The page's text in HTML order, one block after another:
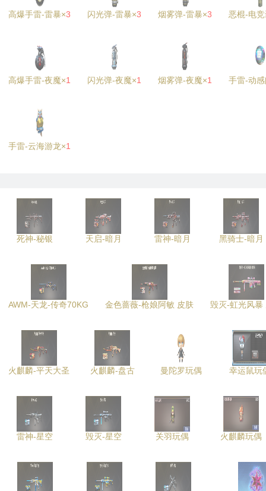
高爆手雷-雷暴×3 闪光弹-雷暴×3 烟雾弹-雷暴×3 恶棍-电
高爆手雷-夜魔×1 闪光弹-夜魔×1 烟雾弹-夜魔×1 手雷-动
手雷-云海游龙×1
死神-秘银 天启-暗月 雷神-暗月 黑骑士-暗月
AWM-天龙-传奇70KG 金色蔷薇-枪娘阿敏 皮肤 毁灭-虹光风暴
火麒麟-平天大圣 火麒麟-盘古 曼陀罗玩偶 幸运鼠玩
雷神-星空 毁灭-星空 关羽玩偶 火麒麟玩偶